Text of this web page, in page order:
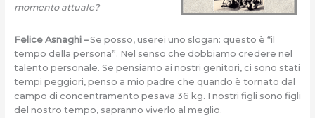
momento attuale?
Felice Asnaghi –Se posso, userei uno slogan: questo è “il
tempo della persona”. Nel senso che dobbiamo credere nel
talento personale. Se pensiamo ai nostri genitori, ci sono stati
tempi peggiori, penso a mio padre che quando è tornato dal
campo di concentramento pesava 36 kg. I nostri figli sono figli
del nostro tempo, sapranno viverlo al meglio.